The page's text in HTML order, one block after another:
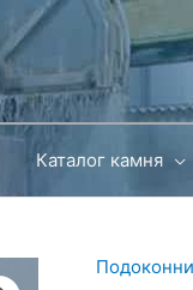
Каталог камня